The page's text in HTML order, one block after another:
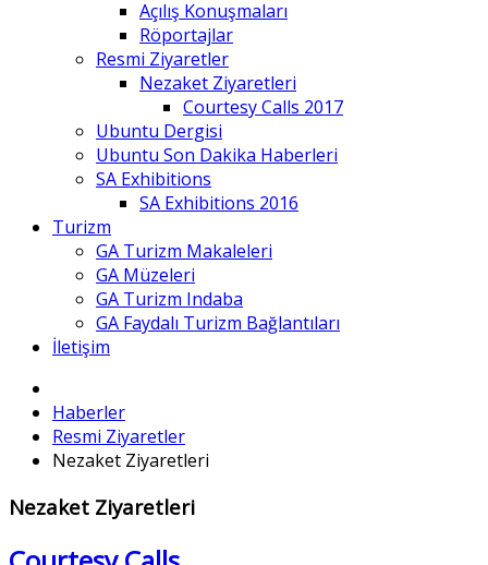
Açılış Konuşmaları
Röportajlar
Resmi Ziyaretler
Nezaket Ziyaretleri
Courtesy Calls 2017
Ubuntu Dergisi
Ubuntu Son Dakika Haberleri
SA Exhibitions
SA Exhibitions 2016
Turizm
GA Turizm Makaleleri
GA Müzeleri
GA Turizm Indaba
GA Faydalı Turizm Bağlantıları
İletişim
Haberler
Resmi Ziyaretler
Nezaket Ziyaretleri
Nezaket Ziyaretleri